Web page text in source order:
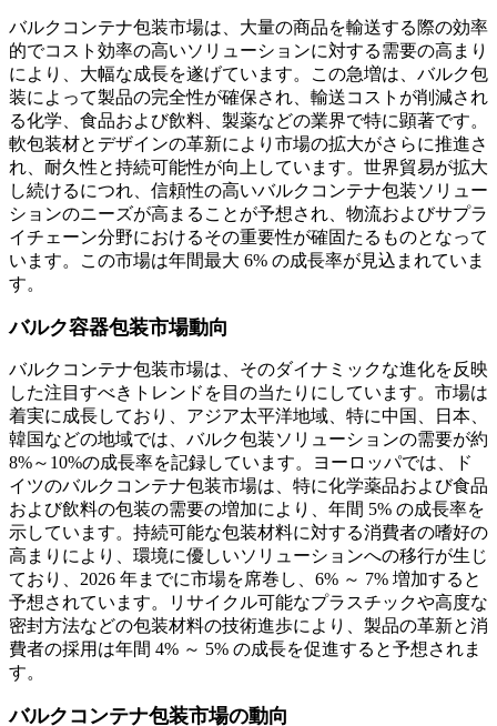
バルクコンテナ包装市場は、大量の商品を輸送する際の効率
的でコスト効率の高いソリューションに対する需要の高まり
により、大幅な成長を遂げています。この急増は、バルク包
装によって製品の完全性が確保され、輸送コストが削減され
る化学、食品および飲料、製薬などの業界で特に顕著です。
軟包装材とデザインの革新により市場の拡大がさらに推進さ
れ、耐久性と持続可能性が向上しています。世界貿易が拡大
し続けるにつれ、信頼性の高いバルクコンテナ包装ソリュー
ションのニーズが高まることが予想され、物流およびサプラ
イチェーン分野におけるその重要性が確固たるものとなって
います。この市場は年間最大 6% の成長率が見込まれていま
す。
バルク容器包装市場動向
バルクコンテナ包装市場は、そのダイナミックな進化を反映
した注目すべきトレンドを目の当たりにしています。市場は
着実に成長しており、アジア太平洋地域、特に中国、日本、
韓国などの地域では、バルク包装ソリューションの需要が約
8%～10%の成長率を記録しています。ヨーロッパでは、ド
イツのバルクコンテナ包装市場は、特に化学薬品および食品
および飲料の包装の需要の増加により、年間 5% の成長率を
示しています。持続可能な包装材料に対する消費者の嗜好の
高まりにより、環境に優しいソリューションへの移行が生じ
ており、2026 年までに市場を席巻し、6% ～ 7% 増加すると
予想されています。リサイクル可能なプラスチックや高度な
密封方法などの包装材料の技術進歩により、製品の革新と消
費者の採用は年間 4% ～ 5% の成長を促進すると予想されま
す。
バルクコンテナ包装市場の動向